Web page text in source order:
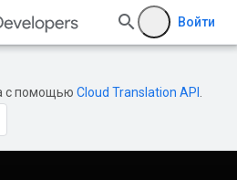
Войти
с помощью Cloud Translation API